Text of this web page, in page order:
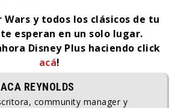
Wars y todos los clásicos de tu
esperan en un solo lugar.
Disney Plus haciendo click
acá!
REYNOLDS
community manager y